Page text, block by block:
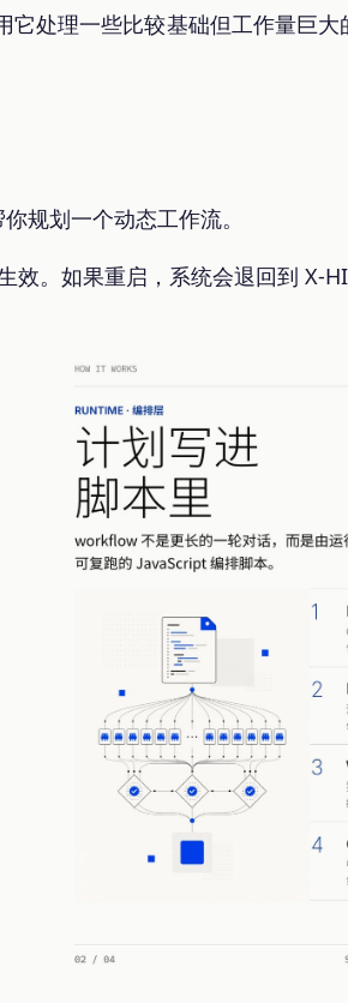
处理一些比较基础但工作量巨
规划一个动态工作流。
。如果重启，系统会退回到 X-